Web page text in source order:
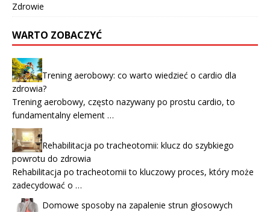
Zdrowie
WARTO ZOBACZYĆ
Trening aerobowy: co warto wiedzieć o cardio dla
zdrowia?
Trening aerobowy, często nazywany po prostu cardio, to
fundamentalny element …
Rehabilitacja po tracheotomii: klucz do szybkiego
powrotu do zdrowia
Rehabilitacja po tracheotomii to kluczowy proces, który może
zadecydować o …
Domowe sposoby na zapalenie strun głosowych